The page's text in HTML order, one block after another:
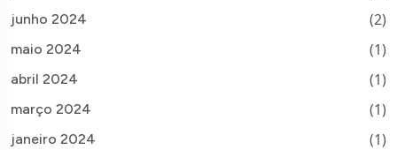
junho 2024 (2)
maio 2024 (1)
abril 2024 (1)
março 2024 (1)
janeiro 2024 (1)